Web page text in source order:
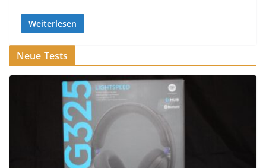
Weiterlesen
Neue Tests